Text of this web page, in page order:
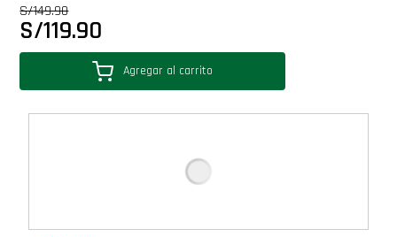
Pop Nook (Rincon)
Pop Regular
Pop Rides
S/149.90
S/119.90
Agregar al carrito